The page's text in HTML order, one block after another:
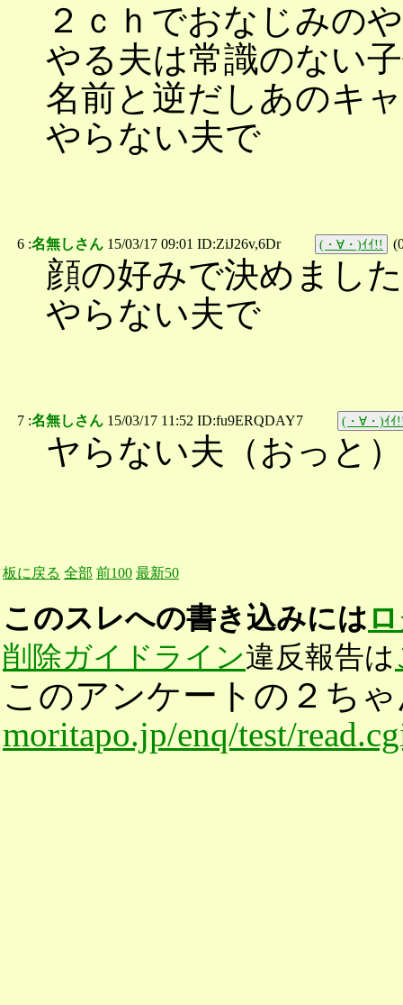
２ｃｈでおなじみの
やる夫は常識のない
名前と逆だしあのキ
やらない夫で
6 :名無しさん 15/03/17 09:01 ID:ZiJ26v,6Dr (・∀・)ｲｲ!! (
顔の好みで決めました
やらない夫で
7 :名無しさん 15/03/17 11:52 ID:fu9ERQDAY7 (・∀・)ｲｲ
ヤらない夫（おっと
板に戻る 全部 前100 最新50
このスレへの書き込みには
削除ガイドライン違反報告は
このアンケートの２ち
moritapo.jp/enq/test/